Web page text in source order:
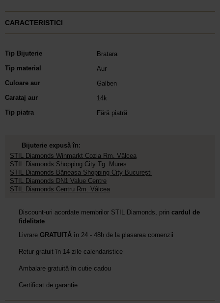
CARACTERISTICI
Tip Bijuterie
Bratara
Tip material
Aur
Culoare aur
Galben
Carataj aur
14k
Tip piatra
Fără piatră
Bijuterie expusă în:
STIL Diamonds Winmarkt Cozia Rm. Vâlcea
STIL Diamonds Shopping City Tg. Mureș
STIL Diamonds Băneasa Shopping City București
STIL Diamonds DN1 Value Centre
STIL Diamonds Centru Rm. Vâlcea
Discount-uri acordate membrilor STIL Diamonds, prin cardul de
fidelitate
Livrare GRATUITĂ în 24 - 48h de la plasarea comenzii
Retur gratuit în 14 zile calendaristice
Ambalare gratuită în cutie cadou
Certificat de garanție